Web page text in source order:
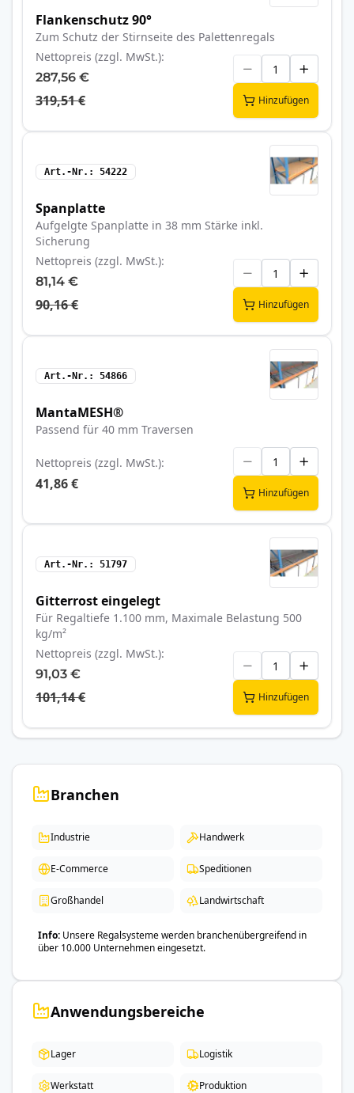
Flankenschutz 90°
Zum Schutz der Stirnseite des Palettenregals
Nettopreis (zzgl. MwSt.)
287,56 €
319,51 € Hinzufügen
Art.-Nr. 54222
Spanplatte
Aufgelgte Spanplatte in 38 mm Stärke inkl.
Sicherung
Nettopreis (zzgl. MwSt.)
81,14 €
90,16 € Hinzufügen
Art.-Nr. 54866
MantaMESH®
Passend für 40 mm Traversen
Nettopreis (zzgl. MwSt.)
41,86 €
Hinzufügen
Art.-Nr. 51797
Gitterrost eingelegt
Für Regaltiefe 1.100 mm, Maximale Belastung 500
kg/m²
Nettopreis (zzgl. MwSt.)
91,03 €
101,14 € Hinzufügen
Branchen
Industrie Handwerk
E-Commerce Speditionen
Großhandel Landwirtschaft
Info Unsere Regalsysteme werden branchenübergreifend in
über 10.000 Unternehmen eingesetzt.
Anwendungsbereiche
Lager Logistik
Werkstatt Produktion